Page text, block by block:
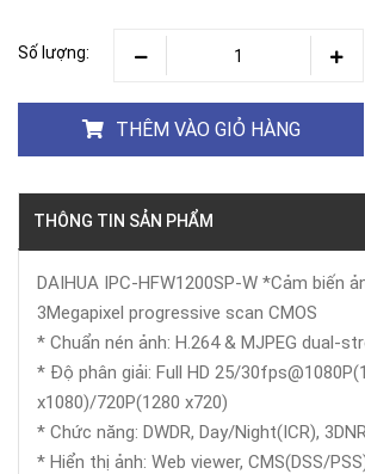
Số lượng:
THÊM VÀO GIỎ HÀNG
THÔNG TIN SẢN PHẨM
DAIHUA IPC-HFW1200SP-W *Cảm biến
3Megapixel progressive scan CMOS
* Chuẩn nén ảnh: H.264 & MJPEG dual-
* Độ phân giải: Full HD 25/
x1080)/720P(1280 x720)
* Chức năng: DWDR, Day/Night(ICR),
* Hiển thị ảnh: Web viewer, CMS(DSS/